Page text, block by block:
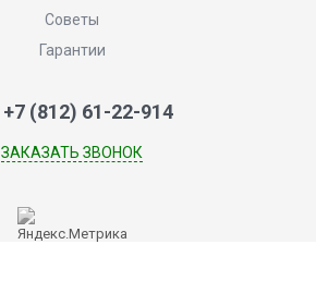
Советы
Гарантии
+7 (812) 61-22-914
ЗАКАЗАТЬ ЗВОНОК